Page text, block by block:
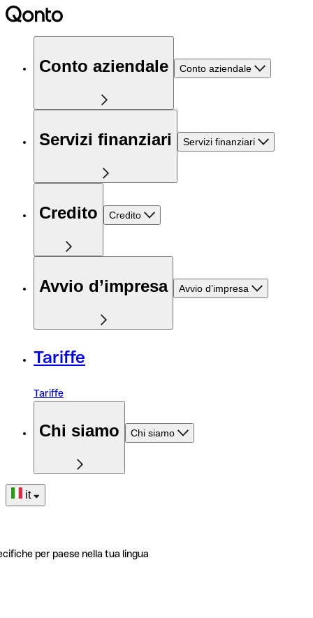
Conto aziendale Conto aziendale
Servizi finanziari Servizi finanziari
Credito Credito
Avvio d’impresa Avvio d’impresa
Tariffe
Tariffe
Chi siamo Chi siamo
it
per paese nella tua lingua